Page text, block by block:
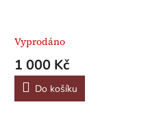
Vyprodáno
1 000 Kč
Do košíku